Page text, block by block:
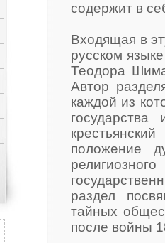
содержит в
Входящая в
русском
Теодора
Автор
каждой из
положение
раздел
тайных
после войны